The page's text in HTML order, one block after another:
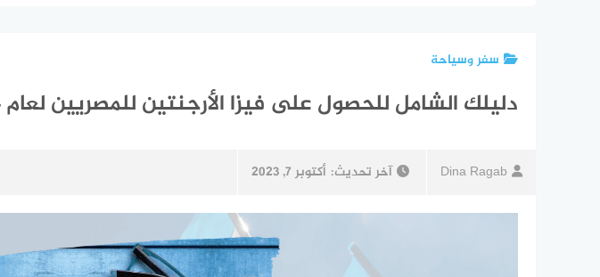
سفر وسياحة
دليلك الشامل للحصول على فيزا الأرجنتين للمصريين لعام 2024
Dina Ragab آخر تحديث: أكتوبر 7, 2023